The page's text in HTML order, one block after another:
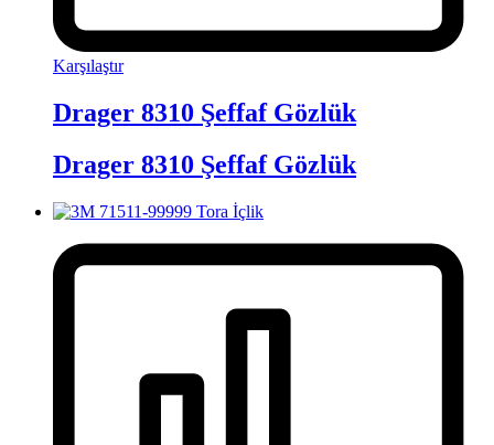
Karşılaştır
Drager 8310 Şeffaf Gözlük
Drager 8310 Şeffaf Gözlük